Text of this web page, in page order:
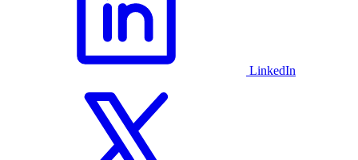
LinkedIn